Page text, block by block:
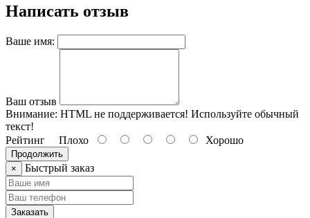
Написать отзыв
Ваше имя:
Ваш отзыв
Внимание: HTML не поддерживается! Используйте обычный
текст!
Рейтинг Плохо Хорошо
Продолжить
×
Быстрый заказ
Заказать